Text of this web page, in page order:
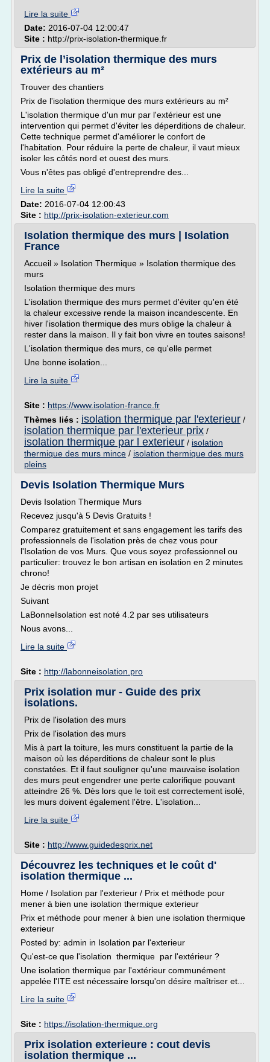
Lire la suite
Date: 2016-07-04 12:00:47
Site : http://prix-isolation-thermique.fr
Prix de l’isolation thermique des murs
extérieurs au m²
Trouver des chantiers
Prix de l'isolation thermique des murs extérieurs au m²
L'isolation thermique d'un mur par l'extérieur est une
intervention qui permet d'éviter les déperditions de chaleur.
Cette technique permet d'améliorer le confort de
l'habitation. Pour réduire la perte de chaleur, il vaut mieux
isoler les côtés nord et ouest des murs.
Vous n'êtes pas obligé d'entreprendre des...
Lire la suite
Date: 2016-07-04 12:00:43
Site : http://prix-isolation-exterieur.com
Isolation thermique des murs | Isolation
France
Accueil » Isolation Thermique » Isolation thermique des
murs
Isolation thermique des murs
L'isolation thermique des murs permet d'éviter qu'en été
la chaleur excessive rende la maison incandescente. En
hiver l'isolation thermique des murs oblige la chaleur à
rester dans la maison. Il y fait bon vivre en toutes saisons!
L'isolation thermique des murs, ce qu'elle permet
Une bonne isolation...
Lire la suite
Site : https://www.isolation-france.fr
Thèmes liés : isolation thermique par l'exterieur /
isolation thermique par l'exterieur prix /
isolation thermique par l exterieur / isolation
thermique des murs mince / isolation thermique des murs
pleins
Devis Isolation Thermique Murs
Devis Isolation Thermique Murs
Recevez jusqu'à 5 Devis Gratuits !
Comparez gratuitement et sans engagement les tarifs des
professionnels de l'isolation près de chez vous pour
l'Isolation de vos Murs. Que vous soyez professionnel ou
particulier: trouvez le bon artisan en isolation en 2 minutes
chrono!
Je décris mon projet
Suivant
LaBonneIsolation est noté 4.2 par ses utilisateurs
Nous avons...
Lire la suite
Site : http://labonneisolation.pro
Prix isolation mur - Guide des prix
isolations.
Prix de l'isolation des murs
Prix de l'isolation des murs
Mis à part la toiture, les murs constituent la partie de la
maison où les déperditions de chaleur sont le plus
constatées. Et il faut souligner qu'une mauvaise isolation
des murs peut engendrer une perte calorifique pouvant
atteindre 26 %. Dès lors que le toit est correctement isolé,
les murs doivent également l'être. L'isolation...
Lire la suite
Site : http://www.guidedesprix.net
Découvrez les techniques et le coût d'
isolation thermique ...
Home / Isolation par l'exterieur / Prix et méthode pour
mener à bien une isolation thermique exterieur
Prix et méthode pour mener à bien une isolation thermique
exterieur
Posted by: admin in Isolation par l'exterieur
Qu'est-ce que l'isolation thermique par l'extérieur ?
Une isolation thermique par l'extérieur communément
appelée l'ITE est nécessaire lorsqu'on désire maîtriser et...
Lire la suite
Site : https://isolation-thermique.org
Prix isolation exterieure : cout devis
isolation thermique ...